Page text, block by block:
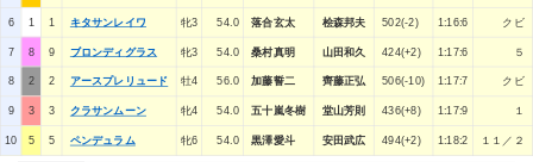
6 1 1 キタサンレイワ 牝3 54.0 落合玄太 桧森邦夫 502(-2) 1:16:6 クビ
7 8 9 ブロンディグラス 牝3 54.0 桑村真明 山田和久 424(+2) 1:17:6 ５
8 2 2 アースプレリュード 牡4 56.0 加藤誓二 齊藤正弘 506(-10) 1:17:7 クビ
9 3 3 クラサンムーン 牝4 54.0 五十嵐冬樹 堂山芳則 436(+8) 1:17:9 １
10 5 5 ペンデュラム 牝6 54.0 黒澤愛斗 安田武広 494(+2) 1:18:2 １１／２